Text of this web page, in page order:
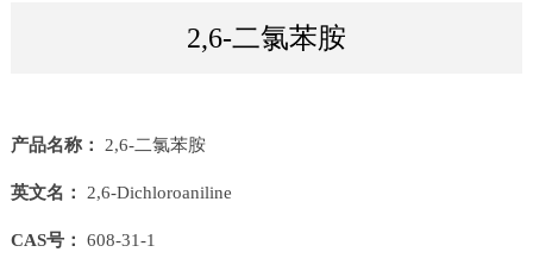
2,6-二氯苯胺
产品名称： 2,6-二氯苯胺
英文名： 2,6-Dichloroaniline
CAS号： 608-31-1